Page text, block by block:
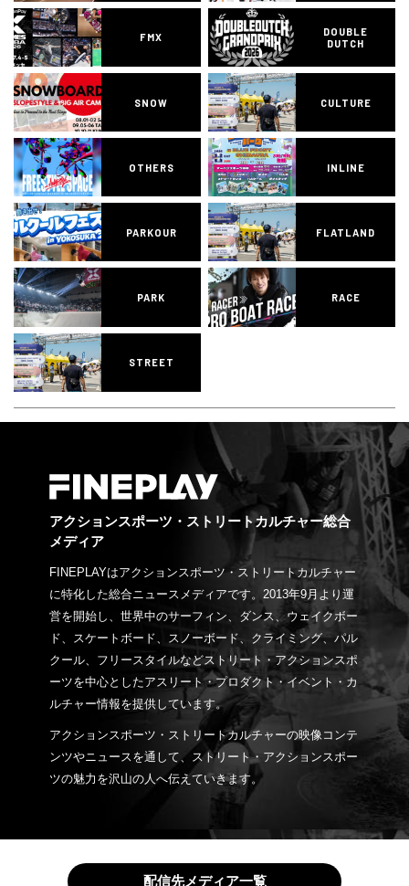
FMX
DOUBLE
DUTCH
SNOW CULTURE
OTHERS INLINE
PARKOUR FLATLAND
PARK RACE
STREET
アクションスポーツ・ストリートカルチャー総合
メディア
FINEPLAYはアクションスポーツ・ストリートカルチャー
に特化した総合ニュースメディアです。2013年9月より運
営を開始し、世界中のサーフィン、ダンス、ウェイクボー
ド、スケートボード、スノーボード、クライミング、パル
クール、フリースタイルなどストリート・アクションスポ
ーツを中心としたアスリート・プロダクト・イベント・カ
ルチャー情報を提供しています。
アクションスポーツ・ストリートカルチャーの映像コンテ
ンツやニュースを通して、ストリート・アクションスポー
ツの魅力を沢山の人へ伝えていきます。
配信先メディア一覧